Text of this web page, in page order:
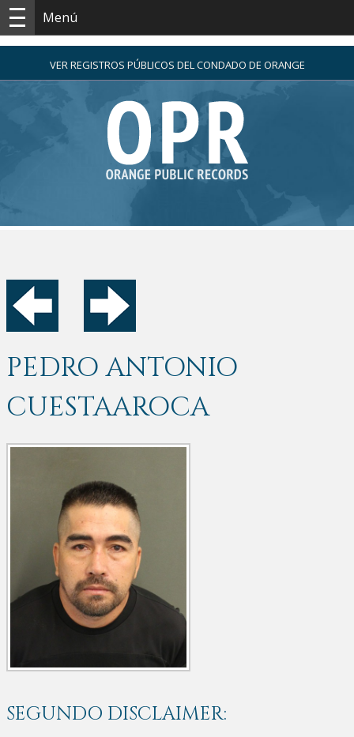
Menú
VER REGISTROS PÚBLICOS DEL CONDADO DE ORANGE
PEDRO ANTONIO
CUESTAAROCA
SEGUNDO DISCLAIMER: